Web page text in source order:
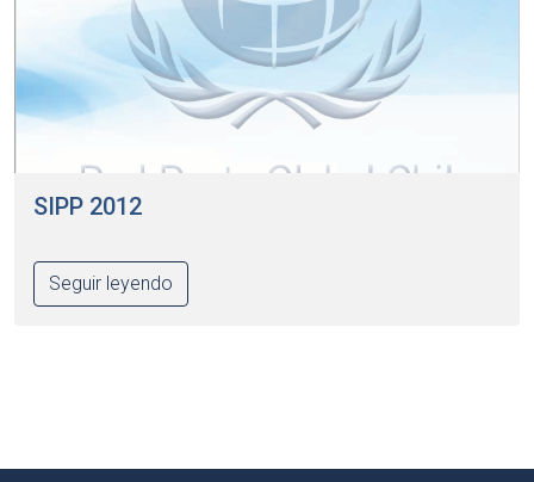
SIPP 2012
Seguir leyendo